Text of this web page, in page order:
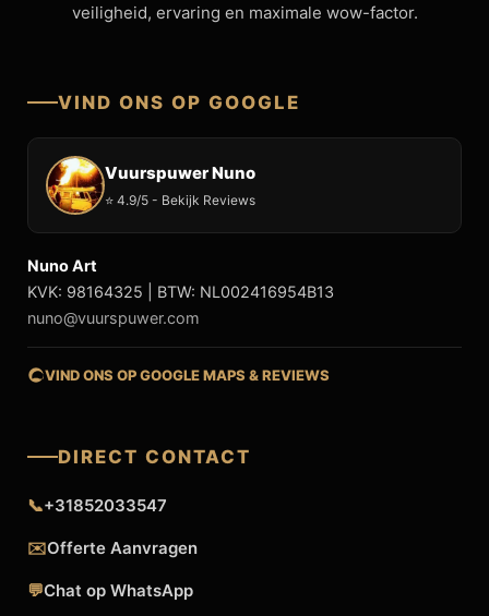
veiligheid, ervaring en maximale wow-factor.
VIND ONS OP GOOGLE
Vuurspuwer Nuno
⭐ 4.9/5 - Bekijk Reviews
Nuno Art
KVK: 98164325 | BTW: NL002416954B13
nuno@vuurspuwer.com
VIND ONS OP GOOGLE MAPS & REVIEWS
DIRECT CONTACT
📞+31852033547
✉️Offerte Aanvragen
💬Chat op WhatsApp